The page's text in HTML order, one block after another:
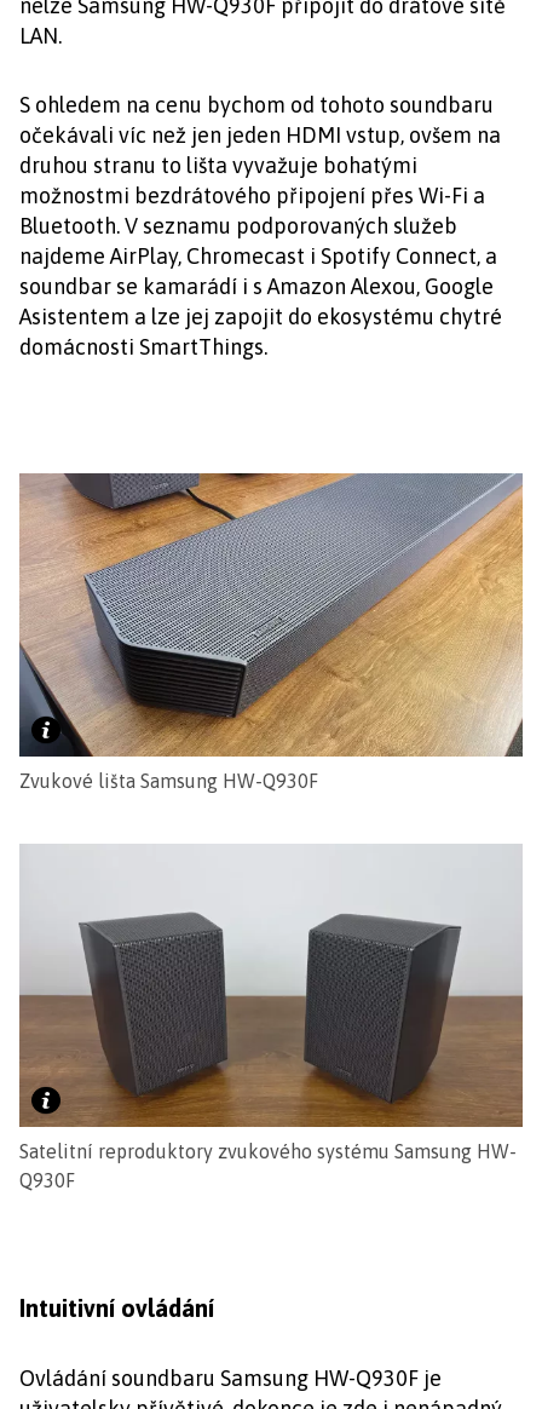
nelze Samsung HW-Q930F připojit do drátové sítě
LAN.
S ohledem na cenu bychom od tohoto soundbaru
očekávali víc než jen jeden HDMI vstup, ovšem na
druhou stranu to lišta vyvažuje bohatými
možnostmi bezdrátového připojení přes Wi-Fi a
Bluetooth. V seznamu podporovaných služeb
najdeme AirPlay, Chromecast i Spotify Connect, a
soundbar se kamarádí i s Amazon Alexou, Google
Asistentem a lze jej zapojit do ekosystému chytré
domácnosti SmartThings.
Zvukové lišta Samsung HW-Q930F
Satelitní reproduktory zvukového systému Samsung HW-
Q930F
Intuitivní ovládání
Ovládání soundbaru Samsung HW-Q930F je